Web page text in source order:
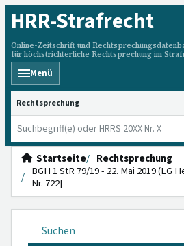
HRR-Strafrecht
Online-Zeitschrift und
für höchstrichterliche Rechtsprechung im
Menü
HRRS durchsuchen
Startseite
Rechtsprechung
BGH 1 StR 79/19 - 22. Mai 2019 (LG
Nr. 722]
Suchen